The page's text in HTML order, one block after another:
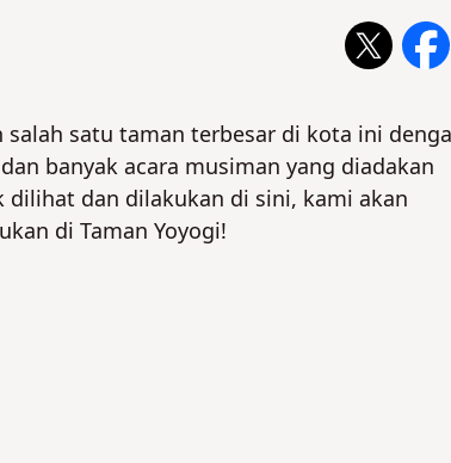
salah satu taman terbesar di kota ini
banyak acara musiman yang diadakan
dan dilakukan di sini, kami akan
di Taman Yoyogi!